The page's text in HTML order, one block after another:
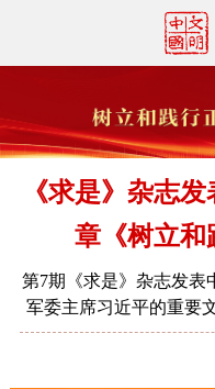
权威发布 资
文明培育 文
文明之光 文
《求是》杂志
章《树立和
第7期《求是》杂志发表
军委主席习近平的重要